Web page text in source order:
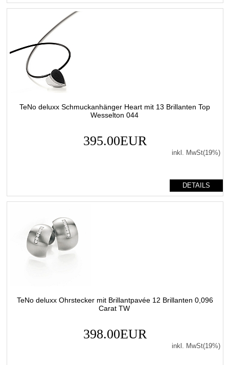
TeNo deluxx Schmuckanhänger Heart mit 13 Brillanten Top
Wesselton 044
395.00EUR
inkl. MwSt(19%)
DETAILS
TeNo deluxx Ohrstecker mit Brillantpavée 12 Brillanten 0,096
Carat TW
398.00EUR
inkl. MwSt(19%)